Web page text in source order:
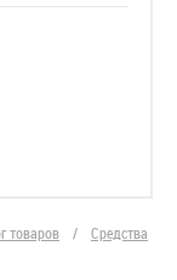
товаров /
Средства